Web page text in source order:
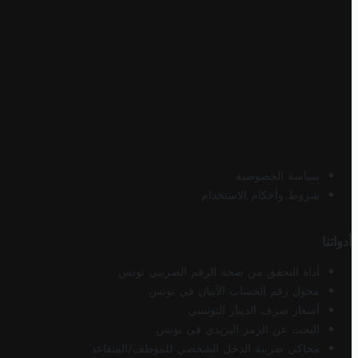
سياسة الخصوصية
شروط وأحكام الاستخدام
أدواتنا
أداة التحقق من صحة الرقم الضريبي تونس
محول رقم الحساب الآيبان في تونس
أسعار صرف الدينار التونسي
البحث عن الرمز البريدي في تونس
محاكي ضريبة الدخل الشخصي للموظف/المتقاعد